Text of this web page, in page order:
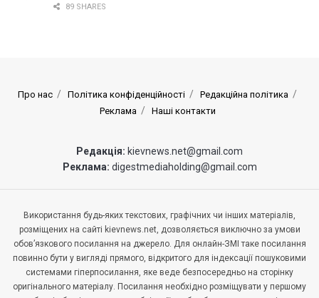
89 SHARES
Про нас Політика конфіденційності
Редакційна політика
Реклама
Наші контакти
Редакція: kievnews.net@gmail.com
Реклама: digestmediaholding@gmail.com
Використання будь-яких текстових, графічних чи інших матеріалів,
розміщених на сайті kievnews.net, дозволяється виключно за умови
обов’язкового посилання на джерело. Для онлайн-ЗМІ таке посилання
повинно бути у вигляді прямого, відкритого для індексації пошуковими
системами гіперпосилання, яке веде безпосередньо на сторінку
оригінального матеріалу. Посилання необхідно розміщувати у першому